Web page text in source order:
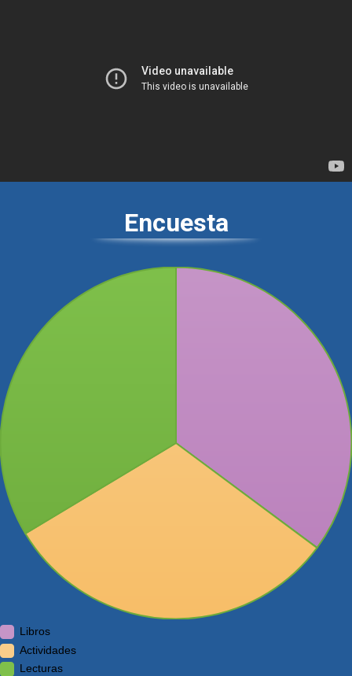
Encuesta
Libros
Actividades
Lecturas